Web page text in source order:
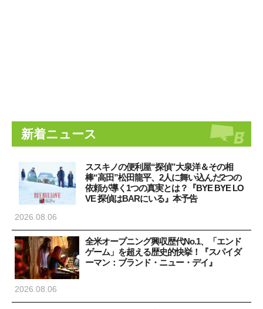
新着ニュース
ススキノの便利屋“探偵”大泉洋＆その相
棒“高田”松田龍平、2人に舞い込んだ2つの
依頼が導く1つの真実とは？『BYE BYE LO
VE 探偵はBARにいる』本予告
2026.08.06
全米オープニング興収歴代No.1、「エンド
ゲーム」を超える歴史的快挙！『スパイダ
ーマン：ブランド・ニュー・デイ』
2026.08.06